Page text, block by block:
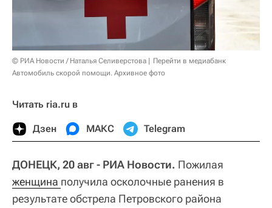
© РИА Новости / Наталья Селиверстова
Перейти в медиабанк
Автомобиль скорой помощи. Архивное фото
Читать ria.ru в
Дзен МАКС Telegram
ДОНЕЦК, 20 авг - РИА Новости. Пожилая
женщина получила осколочные ранения в
результате обстрела Петровского района